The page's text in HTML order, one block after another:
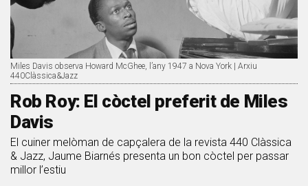
Miles Davis observa Howard McGhee, l’any 1947 a Nova York | Arxiu
440Clàssica&Jazz
Rob Roy: El còctel preferit de Miles
Davis
El cuiner melòman de capçalera de la revista 440 Clàssica
& Jazz, Jaume Biarnés presenta un bon còctel per passar
millor l’estiu